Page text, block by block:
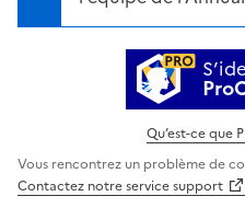
Qu’est-ce que
Vous rencontrez un problème de
Contactez notre service support